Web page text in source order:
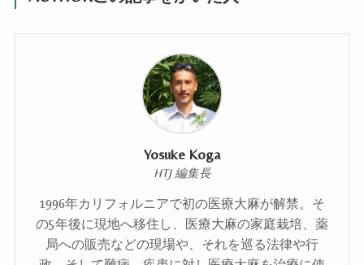
Yosuke Koga
HTJ 編集長
1996年カリフォルニアで初の医療大麻が解禁。そ
の5年後に現地へ移住し、医療大麻の家庭栽培、薬
局への販売などの現場や、それを巡る法律や行